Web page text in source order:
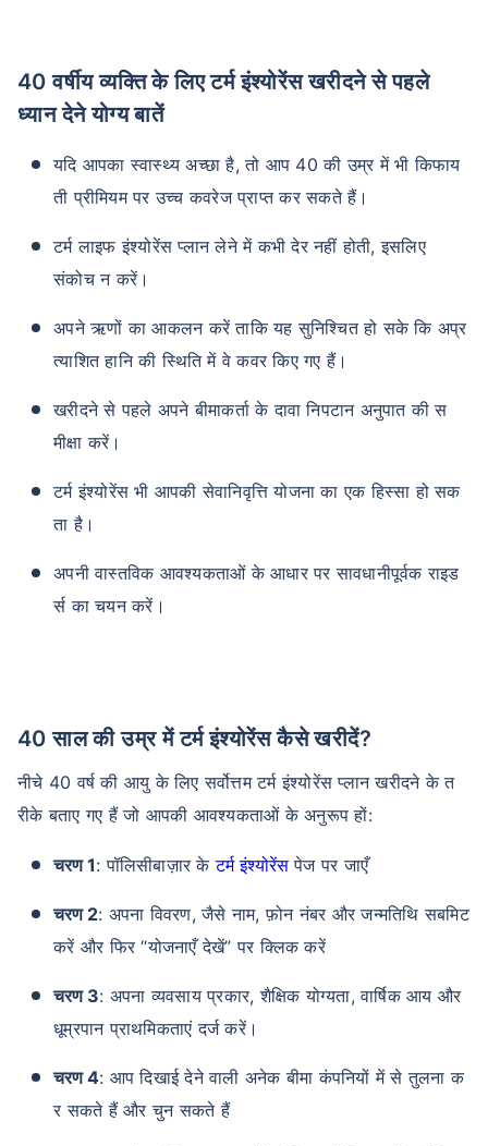
40 वर्षीय व्यक्ति के लिए टर्म इंश्योरेंस खरीदने से पहले
ध्यान देने योग्य बातें
यदि आपका स्वास्थ्य अच्छा है, तो आप 40 की उम्र में भी किफाय
ती प्रीमियम पर उच्च कवरेज प्राप्त कर सकते हैं।
टर्म लाइफ इंश्योरेंस प्लान लेने में कभी देर नहीं होती, इसलिए
संकोच न करें।
अपने ऋणों का आकलन करें ताकि यह सुनिश्चित हो सके कि अप्र
त्याशित हानि की स्थिति में वे कवर किए गए हैं।
खरीदने से पहले अपने बीमाकर्ता के दावा निपटान अनुपात की स
मीक्षा करें।
टर्म इंश्योरेंस भी आपकी सेवानिवृत्ति योजना का एक हिस्सा हो सक
ता है।
अपनी वास्तविक आवश्यकताओं के आधार पर सावधानीपूर्वक राइड
र्स का चयन करें।
40 साल की उम्र में टर्म इंश्योरेंस कैसे खरीदें?
नीचे 40 वर्ष की आयु के लिए सर्वोत्तम टर्म इंश्योरेंस प्लान खरीदने के त
रीके बताए गए हैं जो आपकी आवश्यकताओं के अनुरूप हों:
चरण 1: पॉलिसीबाज़ार केटर्म इंश्योरेंसपेज पर जाएँ
चरण 2: अपना विवरण, जैसे नाम, फ़ोन नंबर और जन्मतिथि सबमिट
करें और फिर “योजनाएँ देखें” पर क्लिक करें
चरण 3: अपना व्यवसाय प्रकार, शैक्षिक योग्यता, वार्षिक आय और
धूम्रपान प्राथमिकताएं दर्ज करें।
चरण 4: आप दिखाई देने वाली अनेक बीमा कंपनियों में से तुलना क
र सकते हैं और चुन सकते हैं